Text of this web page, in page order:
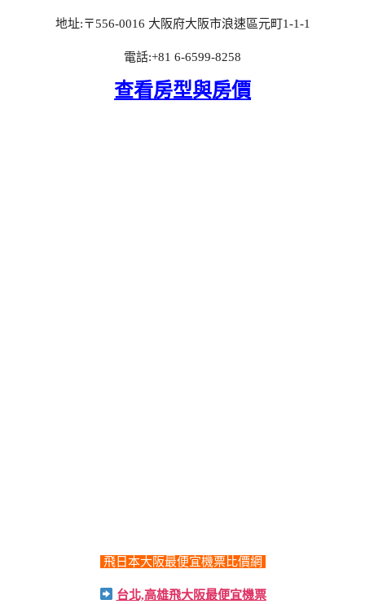
地址:〒556-0016 大阪府大阪市浪速區元町1-1-1
電話:+81 6-6599-8258
查看房型與房價
飛日本大阪最便宜機票比價網
台北,高雄飛大阪最便宜機票